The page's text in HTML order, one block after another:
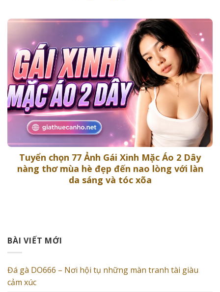
BÀI VIẾT MỚI
Đá gà DO666 – Nơi hội tụ những màn tranh tài giàu
cảm xúc
Tuyển chọn 77 Ảnh Gái Xinh Mặc Áo 2 Dây
nàng thơ mùa hè đẹp đến nao lòng với làn
da sáng và tóc xõa